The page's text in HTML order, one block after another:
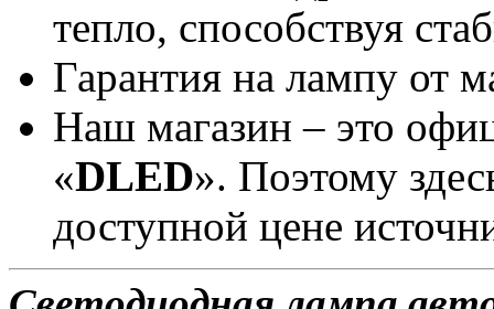
тепло, способствуя
Гарантия на лампу от
Наш магазин – это
«DLED». Поэтому
доступной цене